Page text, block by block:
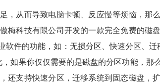
，从而导致电脑卡顿、反应慢等烦恼，那
梅科技有限公司开发的一款完全免费的磁
软件的功能，如：无损分区、快速分区、
如果你仅仅需要的是磁盘的分区功能，那
还支持快速分区，迁移系统到固态磁盘，